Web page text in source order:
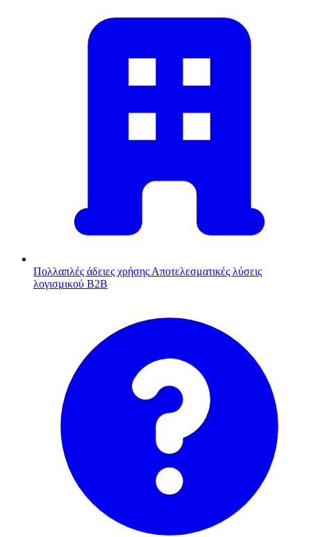
Πολλαπλές άδειες χρήσης Αποτελεσματικές λύσεις
λογισμικού B2B